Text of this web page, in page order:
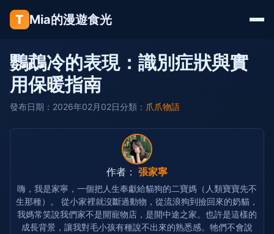
T Mia的漫遊食光
鸚鵡冷的表現：識別症狀與實
用保暖指南
發布日期：2026年02月02日分類： 爪爪物語
作者： 張家寧
嗨，我是家寧，一個把人生奉獻給貓狗的二寶媽（人類寶寶先不
生那種）。 從小家裡就沒斷過動物，從流浪狗到撿回來的奶貓，
我媽常笑說我們家不是開寵物店，是開中途之家。也許是這樣的
成長背景，讓我對毛小孩有種說不出來的熟悉感。牠們不會說